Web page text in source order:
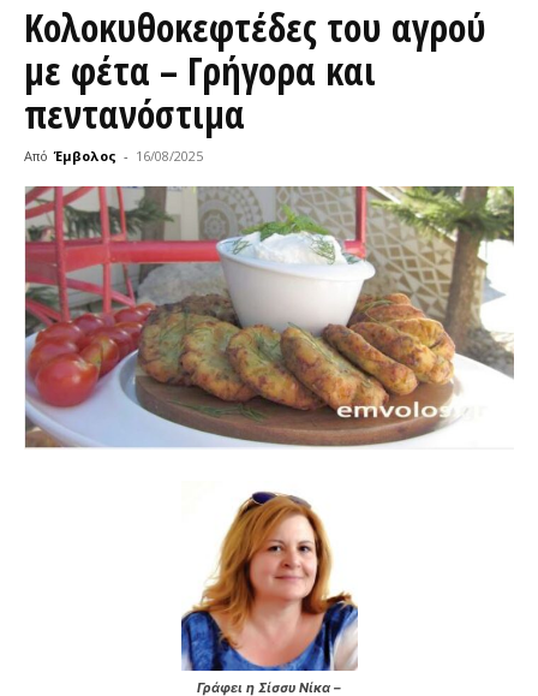
Κολοκυθοκεφτέδες του αγρού
με φέτα – Γρήγορα και
πεντανόστιμα
Από Έμβολος - 16/08/2025
Γράφει η Σίσσυ Νίκα –